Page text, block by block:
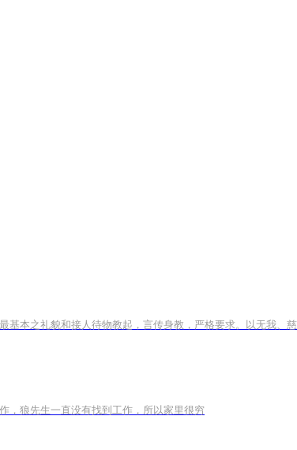
，狼先生一直没有找到工作，所以家里很穷